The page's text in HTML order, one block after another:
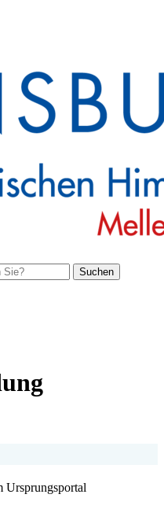
Suchen
Ursprungsportal